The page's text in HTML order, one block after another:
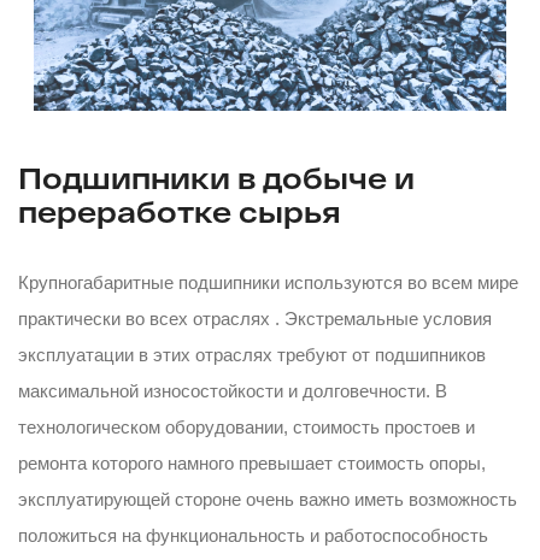
Подшипники в добыче и
переработке сырья
Крупногабаритные подшипники используются во всем мире
практически во всех отраслях . Экстремальные условия
эксплуатации в этих отраслях требуют от подшипников
максимальной износостойкости и долговечности. В
технологическом оборудовании, стоимость простоев и
ремонта которого намного превышает стоимость опоры,
эксплуатирующей стороне очень важно иметь возможность
положиться на функциональность и работоспособность